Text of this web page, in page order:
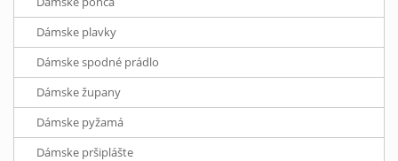
Dámske plavky
Dámske spodné prádlo
Dámske župany
Dámske pyžamá
Dámske pršiplášte